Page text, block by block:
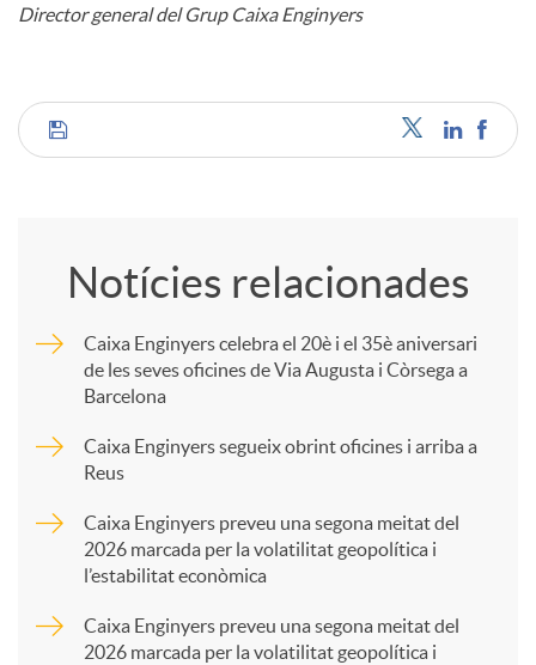
Director general del Grup Caixa Enginyers
C
t
Notícies relacionades
Caixa Enginyers celebra el 20è i el 35è aniversari
de les seves oficines de Via Augusta i Còrsega a
Barcelona
Caixa Enginyers segueix obrint oficines i arriba a
Reus
Caixa Enginyers preveu una segona meitat del
2026 marcada per la volatilitat geopolítica i
l’estabilitat econòmica
Caixa Enginyers preveu una segona meitat del
2026 marcada per la volatilitat geopolítica i